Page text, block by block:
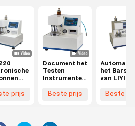
prijs
Document het
Testen
Instrumenten/Barstend
445×425×525mm
Beste prijs
het
van LIYI
Sterkte
Beste